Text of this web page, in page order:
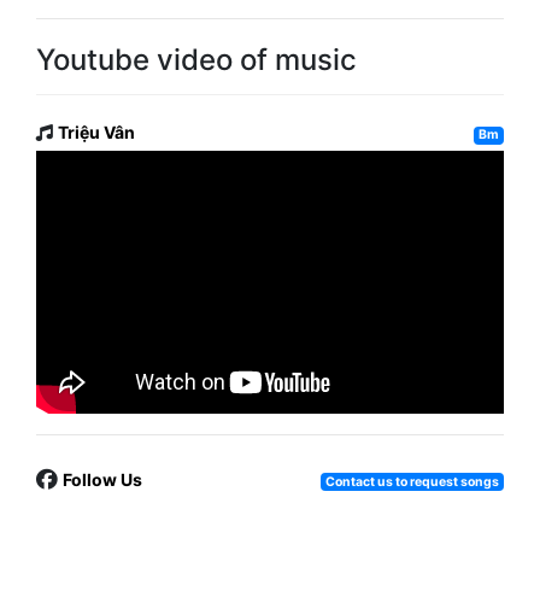
Youtube video of music
Triệu Vân Bm
Follow Us Contact us to request songs